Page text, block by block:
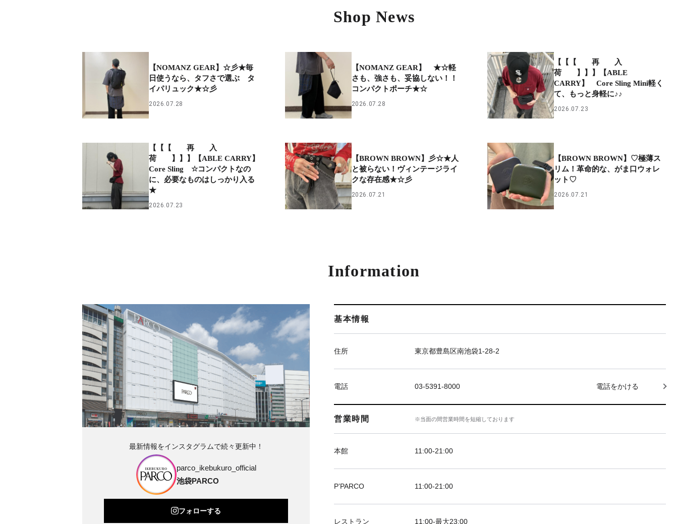
Shop News
【NOMANZ GEAR】☆彡★毎
日使うなら、タフさで選ぶ タ
イパリュック★☆彡
2026.07.28
【NOMANZ GEAR】 ★☆軽
さも、強さも、妥協しない！！
コンパクトポーチ★☆
2026.07.28
【【【 再 入
荷 】】】【ABLE
CARRY】 Core Sling Mini軽く
て、もっと身軽に♪♪
2026.07.23
【【【 再 入
荷 】】】【ABLE CARRY】
Core Sling ☆コンパクトなの
に、必要なものはしっかり入る
★
2026.07.23
【BROWN BROWN】彡☆★人
と被らない！ヴィンテージライ
クな存在感★☆彡
2026.07.21
【BROWN BROWN】♡極薄ス
リム！革命的な、がま口ウォレ
ット♡
2026.07.21
Information
基本情報
住所 東京都豊島区南池袋1-28-2
電話 03-5391-8000 電話をかける
営業時間 ※当面の間営業時間を短縮しております
本館 11:00-21:00
P’PARCO 11:00-21:00
レストラン 11:00-最大23:00
最新情報をインスタグラムで続々更新中！
parco_ikebukuro_official
池袋PARCO
フォローする